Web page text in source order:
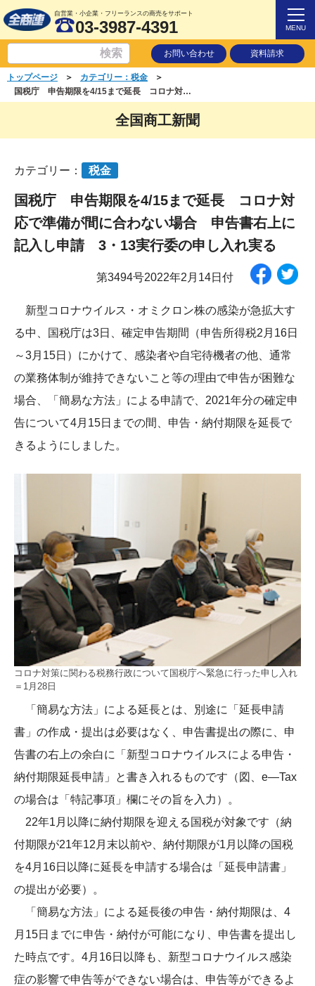
自営業・小企業・フリーランスの商売をサポート
03-3987-4391 MENU
お問い合わせ 資料請求
トップページ ＞ カテゴリー：税金
＞
国税庁 申告期限を4/15まで延長 コロナ対応で準備が間に合わない場合 申告書右上に記入し申請 3・13実行委の申し入れ実る
全国商工新聞
カテゴリー： 税金
国税庁 申告期限を4/15まで延長 コロナ対
応で準備が間に合わない場合 申告書右上に
記入し申請 3・13実行委の申し入れ実る
第3494号2022年2月14日付
新型コロナウイルス・オミクロン株の感染が急拡大す
る中、国税庁は3日、確定申告期間（申告所得税2月16日
～3月15日）にかけて、感染者や自宅待機者の他、通常
の業務体制が維持できないこと等の理由で申告が困難な
場合、「簡易な方法」による申請で、2021年分の確定申
告について4月15日までの間、申告・納付期限を延長で
きるようにしました。
コロナ対策に関わる税務行政について国税庁へ緊急に行った申し入れ
＝1月28日
「簡易な方法」による延長とは、別途に「延長申請
書」の作成・提出は必要はなく、申告書提出の際に、申
告書の右上の余白に「新型コロナウイルスによる申告・
納付期限延長申請」と書き入れるものです（図、e―Tax
の場合は「特記事項」欄にその旨を入力）。
22年1月以降に納付期限を迎える国税が対象です（納
付期限が21年12月末以前や、納付期限が1月以降の国税
を4月16日以降に延長を申請する場合は「延長申請書」
の提出が必要）。
「簡易な方法」による延長後の申告・納付期限は、4
月15日までに申告・納付が可能になり、申告書を提出し
た時点です。4月16日以降も、新型コロナウイルス感染
症の影響で申告等ができない場合は、申告等ができるよ